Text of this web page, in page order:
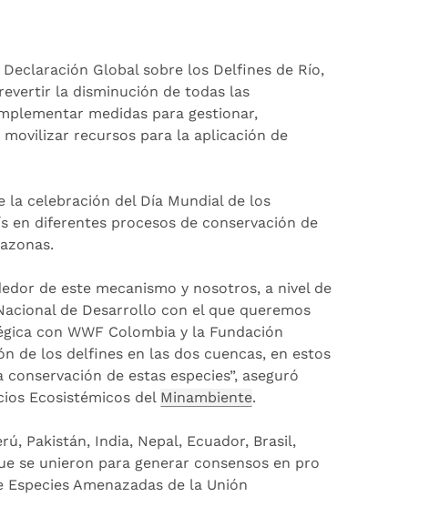
Global sobre los Delfines de Río,
la disminución de todas las
medidas para gestionar,
recursos para la aplicación de
la celebración del Día Mundial de los
en diferentes procesos de conservación de
de este mecanismo y nosotros, a nivel de
de Desarrollo con el que queremos
con WWF Colombia y la Fundación
de los delfines en las dos cuencas, en estos
de estas especies”, aseguró
Ecosistémicos del Minambiente.
Pakistán, India, Nepal, Ecuador, Brasil,
se unieron para generar consensos en pro
Amenazadas de la Unión